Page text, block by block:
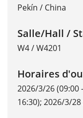
Pekín / China
Salle/Hall /
W4 / W4201
Horaires
2026/3/26
16:30); 2026/3/